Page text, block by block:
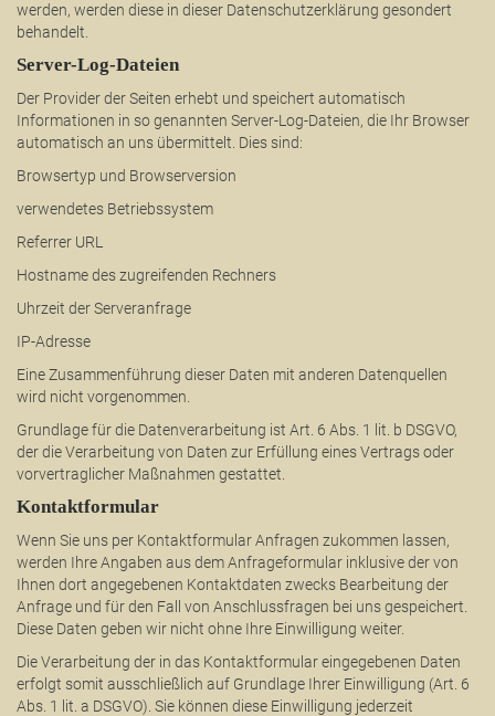
werden, werden diese in dieser Datenschutzerklärung gesondert
behandelt.
Server-Log-Dateien
Der Provider der Seiten erhebt und speichert automatisch
Informationen in so genannten Server-Log-Dateien, die Ihr Browser
automatisch an uns übermittelt. Dies sind:
Browsertyp und Browserversion
verwendetes Betriebssystem
Referrer URL
Hostname des zugreifenden Rechners
Uhrzeit der Serveranfrage
IP-Adresse
Eine Zusammenführung dieser Daten mit anderen Datenquellen
wird nicht vorgenommen.
Grundlage für die Datenverarbeitung ist Art. 6 Abs. 1 lit. b DSGVO,
der die Verarbeitung von Daten zur Erfüllung eines Vertrags oder
vorvertraglicher Maßnahmen gestattet.
Kontaktformular
Wenn Sie uns per Kontaktformular Anfragen zukommen lassen,
werden Ihre Angaben aus dem Anfrageformular inklusive der von
Ihnen dort angegebenen Kontaktdaten zwecks Bearbeitung der
Anfrage und für den Fall von Anschlussfragen bei uns gespeichert.
Diese Daten geben wir nicht ohne Ihre Einwilligung weiter.
Die Verarbeitung der in das Kontaktformular eingegebenen Daten
erfolgt somit ausschließlich auf Grundlage Ihrer Einwilligung (Art. 6
Abs. 1 lit. a DSGVO). Sie können diese Einwilligung jederzeit